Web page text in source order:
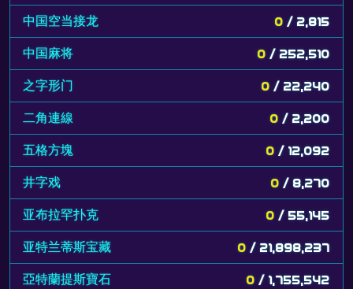
中国空当接龙 0 / 2,815
中国麻将 0 / 252,510
之字形门 0 / 22,240
二角連線 0 / 2,200
五格方塊 0 / 12,092
井字戏 0 / 8,270
亚布拉罕扑克 0 / 55,145
亚特兰蒂斯宝藏 0 / 21,898,237
亞特蘭提斯寶石 0 / 1,755,542